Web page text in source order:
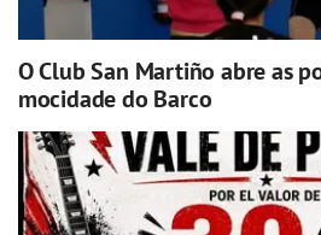
O Club San Martiño abre as
mocidade do Barco